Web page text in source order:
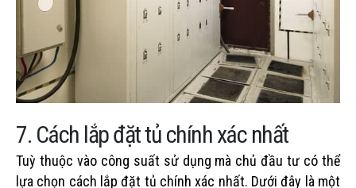
7. Cách lắp đặt tủ chính xác nhất
Tuỳ thuộc vào công suất sử dụng mà chủ đầu tư có thể
lựa chọn cách lắp đặt tủ chính xác nhất. Dưới đây là một